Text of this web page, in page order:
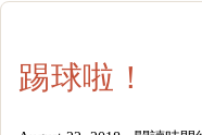
踢球啦！